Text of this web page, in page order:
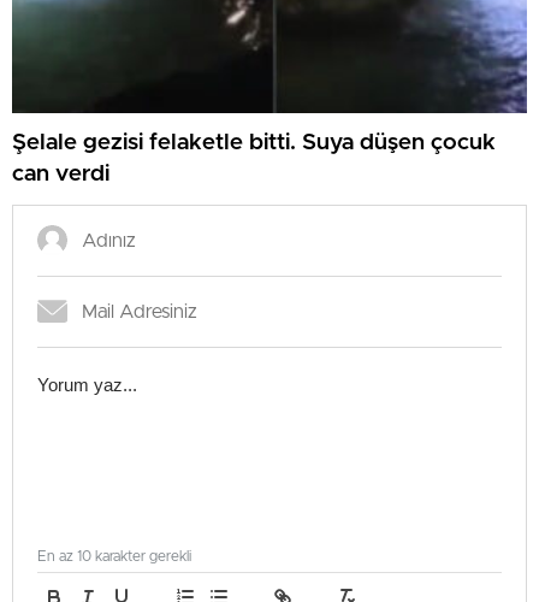
Şelale gezisi felaketle bitti. Suya düşen çocuk
can verdi
En az 10 karakter gerekli